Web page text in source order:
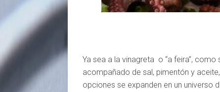
Ya sea a la vinagreta o “a feira”,
acompañado de sal, pimentón y
opciones se expanden en un universo